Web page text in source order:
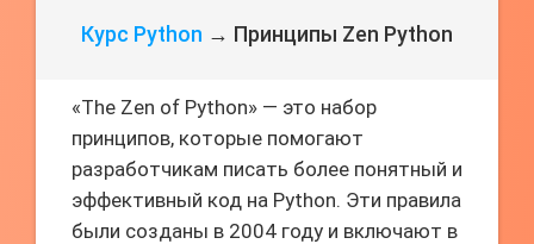
Курс Python → Принципы Zen Python
«The Zen of Python» — это набор
принципов, которые помогают
разработчикам писать более понятный и
эффективный код на Python. Эти правила
были созданы в 2004 году и включают в